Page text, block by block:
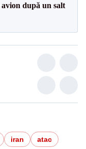
după un salt
iran atac